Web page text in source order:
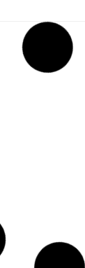
का बड़ा आदेश,
जरूरी, देरी और